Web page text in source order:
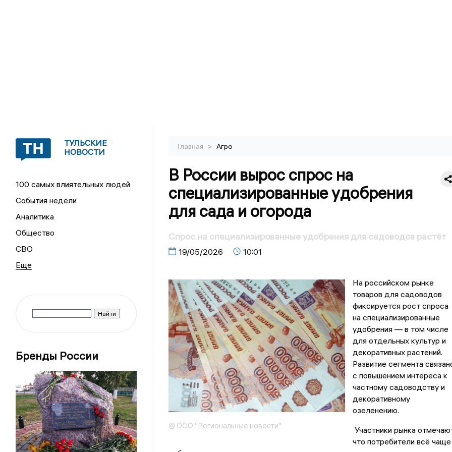
ТУЛЬСКИЕ
НОВОСТИ
100 самых влиятельных людей
События недели
Аналитика
Общество
СВО
Бренды России
Главная > Агро
В России вырос спрос на
специализированные удобрения
для сада и огорода
Спрос на специализированные удобрения для садоводов растёт
19/05/2026 10:01
© ООО "Региональные новости"
На российском рынке
товаров для садоводов
фиксируется рост спроса
на специализированные
удобрения — в том числе
для отдельных культур и
декоративных растений.
Развитие сегмента
с повышением интереса к
частному садоводству и
декоративному
озеленению.
Участники рынка
что потребители всё чаще